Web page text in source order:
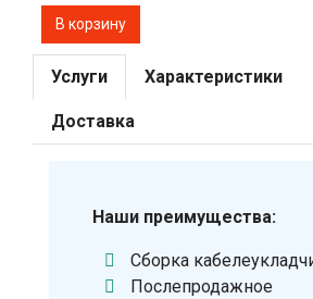
Услуги Характеристики
Доставка
Наши преимущества:
Сборка
Послепродажное